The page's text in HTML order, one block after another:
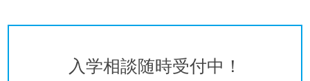
入学相談随時受付中！